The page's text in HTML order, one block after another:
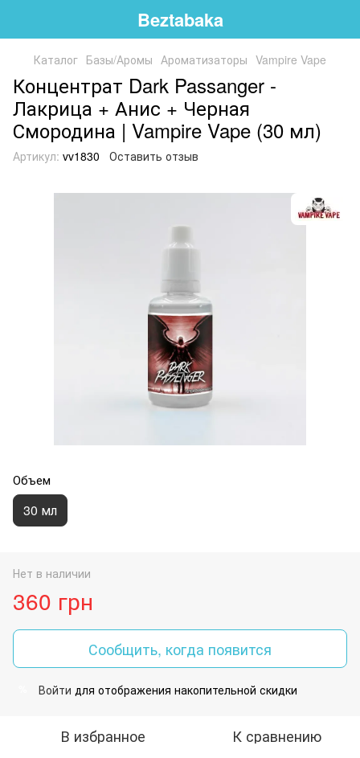
Beztabaka
Каталог Базы/Аромы Ароматизаторы Vampire Vape
Концентрат Dark Passanger -
Лакрица + Анис + Черная
Смородина | Vampire Vape (30 мл)
Артикул: vv1830 Оставить отзыв
Объем
30 мл
Нет в наличии
360 грн
Сообщить, когда появится
Войти для отображения накопительной скидки
В избранное К сравнению